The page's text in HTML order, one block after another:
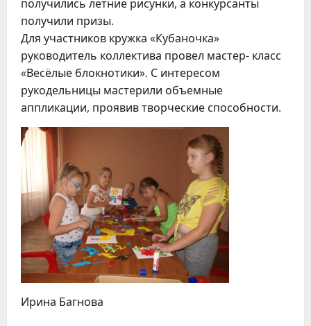
получились летние рисунки, а конкурсанты
получили призы.
Для участников кружка «Кубаночка»
руководитель коллектива провел мастер- класс
«Весёлые блокнотики». С интересом
рукодельницы мастерили объемные
аппликации, проявив творческие способности.
Ирина Багнова